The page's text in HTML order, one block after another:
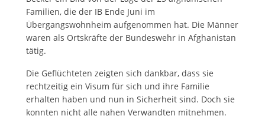
Familien, die der IB Ende Juni im
Übergangswohnheim aufgenommen hat. Die Männer
waren als Ortskräfte der Bundeswehr in Afghanistan
tätig.
Die Geflüchteten zeigten sich dankbar, dass sie
rechtzeitig ein Visum für sich und ihre Familie
erhalten haben und nun in Sicherheit sind. Doch sie
konnten nicht alle nahen Verwandten mitnehmen.